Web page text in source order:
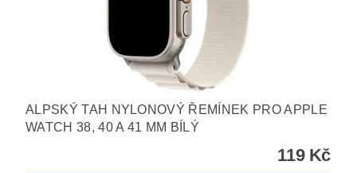
ALPSKÝ TAH NYLONOVÝ ŘEMÍNEK PRO APPLE
WATCH 38, 40 A 41 MM BÍLÝ
119 Kč